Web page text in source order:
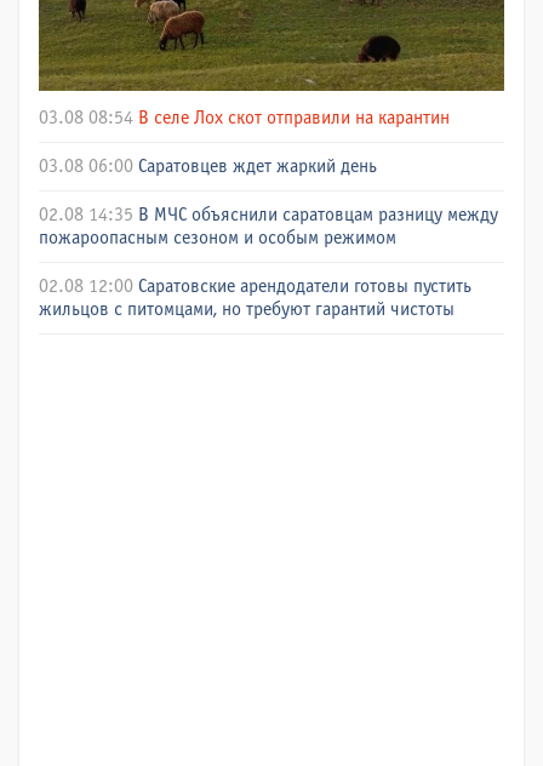
03.08 08:54 В селе Лох скот отправили на карантин
03.08 06:00 Саратовцев ждет жаркий день
02.08 14:35 В МЧС объяснили саратовцам разницу между
пожароопасным сезоном и особым режимом
02.08 12:00 Саратовские арендодатели готовы пустить
жильцов с питомцами, но требуют гарантий чистоты